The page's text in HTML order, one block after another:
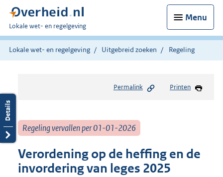
Menu
U
bent
hier:
Lokale wet- en regelgeving
Lokale wet- en regelgeving Uitgebreid zoeken Regeling
Permalink Printen
Regeling vervallen per 01-01-2026
Verordening op de heffing en de
invordering van leges 2025